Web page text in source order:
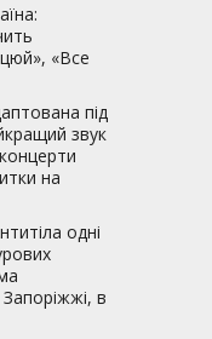
«Все
під
звук
на
одні
в